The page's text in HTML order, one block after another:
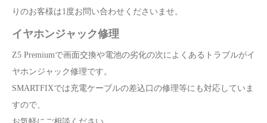
りのお客様は1度お問い合わせくださいませ。
イヤホンジャック修理
Z5 Premiumで画面交換や電池の劣化の次によくあるトラブルがイ
ヤホンジャック修理です。
SMARTFIXでは充電ケーブルの差込口の修理等にも対応していま
すので、